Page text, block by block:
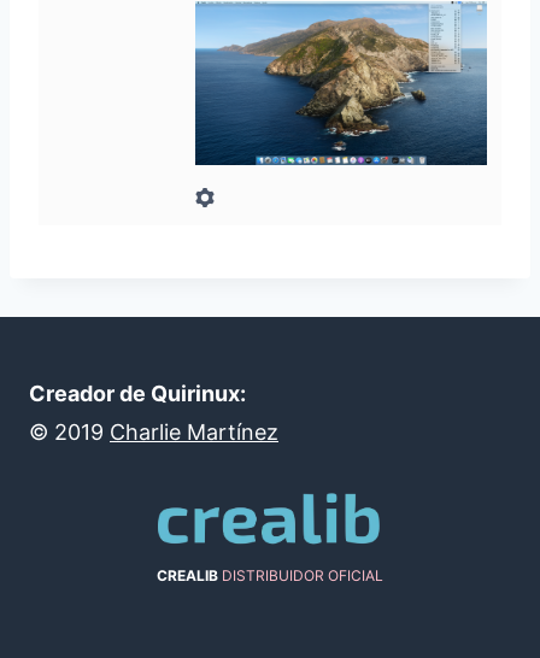
Creador de Quirinux:
© 2019 Charlie Martínez
CREALIB DISTRIBUIDOR OFICIAL